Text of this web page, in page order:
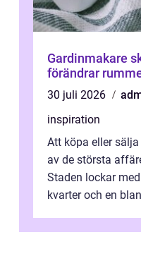
Gardinmakare skåne
förändrar
30 juli 2026
inspiration
Att köpa eller
av de största
Staden lockar
kvarter och en